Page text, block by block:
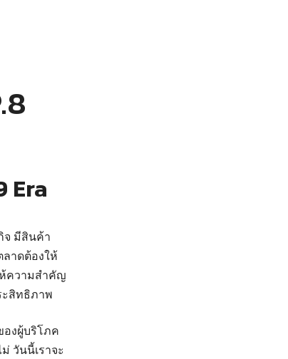
Era
จ มีสินค้า
าดต้องให้
ห้ความสำคัญ
ะสิทธิภาพ
องผู้บริโภค
วันนี้เราจะ